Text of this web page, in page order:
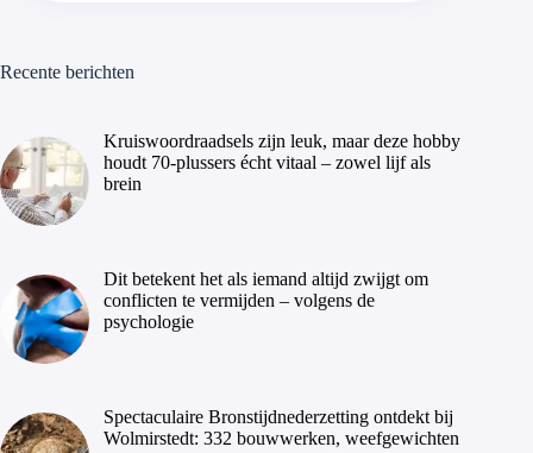
Recente berichten
Kruiswoordraadsels zijn leuk, maar deze hobby
houdt 70-plussers écht vitaal – zowel lijf als
brein
Dit betekent het als iemand altijd zwijgt om
conflicten te vermijden – volgens de
psychologie
Spectaculaire Bronstijdnederzetting ontdekt bij
Wolmirstedt: 332 bouwwerken, weefgewichten